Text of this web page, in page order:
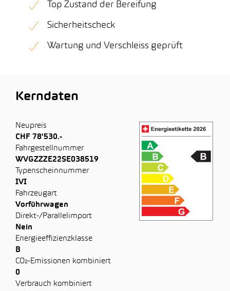
Top Zustand der Bereifung
Sicherheitscheck
Wartung und Verschleiss geprüft
Kerndaten
Neupreis
CHF 78’530.-
Fahrgestellnummer
WVGZZZE22SE038519
Typenscheinnummer
IVI
Fahrzeugart
Vorführwagen
Direkt-/Parallelimport
Nein
Energieeffizienzklasse
B
CO₂-Emissionen kombiniert
0
Verbrauch kombiniert